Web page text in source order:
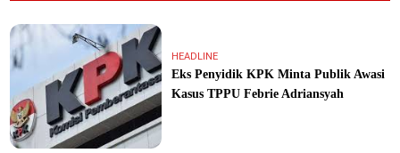
HEADLINE
Eks Penyidik KPK Minta Publik Awasi
Kasus TPPU Febrie Adriansyah